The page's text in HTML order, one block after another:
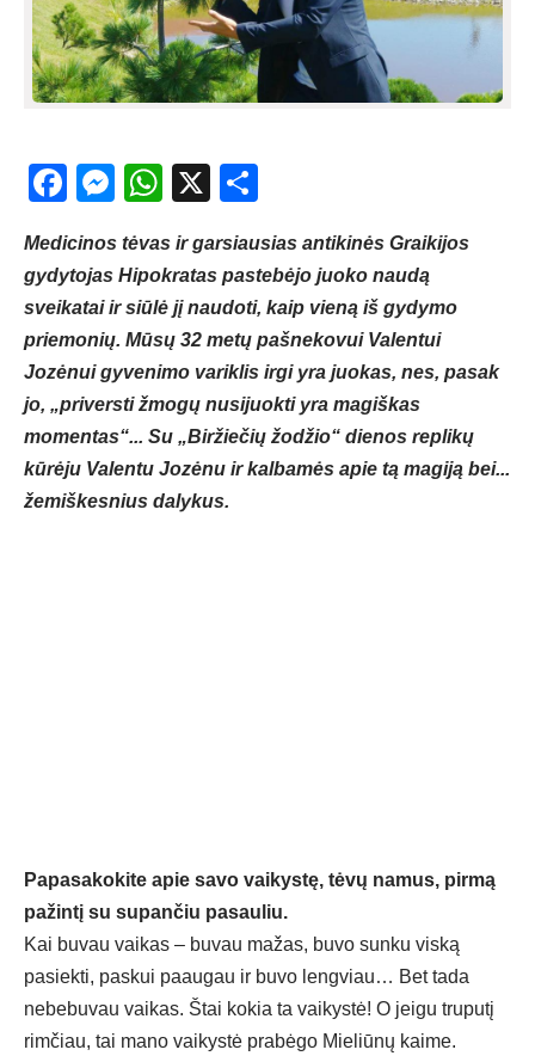
Facebook
Messenger
WhatsApp
X
Medicinos tėvas ir garsiausias antikinės Graikijos
gydytojas Hipokratas pastebėjo juoko naudą
sveikatai ir siūlė jį naudoti, kaip vieną iš gydymo
priemonių. Mūsų 32 metų pašnekovui Valentui
Jozėnui gyvenimo variklis irgi yra juokas, nes, pasak
jo, „priversti žmogų nusijuokti yra magiškas
momentas“... Su „Biržiečių žodžio“ dienos replikų
kūrėju Valentu Jozėnu ir kalbamės apie tą magiją bei...
žemiškesnius dalykus.
Papasakokite apie savo vaikystę, tėvų namus, pirmą
pažintį su supančiu pasauliu.
Kai buvau vaikas – buvau mažas, buvo sunku viską
pasiekti, paskui paaugau ir buvo lengviau… Bet tada
nebebuvau vaikas. Štai kokia ta vaikystė! O jeigu truputį
rimčiau, tai mano vaikystė prabėgo Mieliūnų kaime.